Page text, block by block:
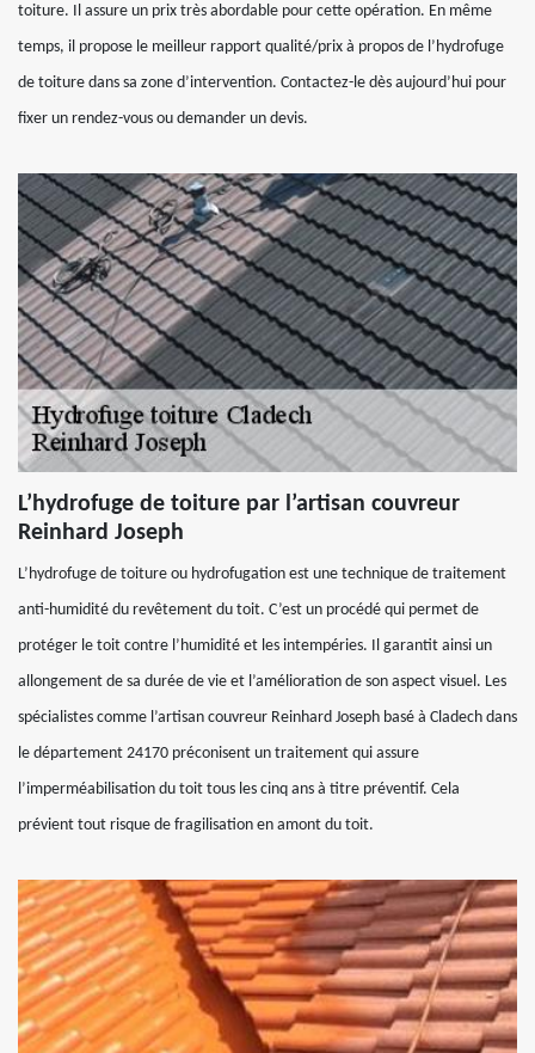
toiture. Il assure un prix très abordable pour cette opération. En même
temps, il propose le meilleur rapport qualité/prix à propos de l’hydrofuge
de toiture dans sa zone d’intervention. Contactez-le dès aujourd’hui pour
fixer un rendez-vous ou demander un devis.
L’hydrofuge de toiture par l’artisan couvreur
Reinhard Joseph
L’hydrofuge de toiture ou hydrofugation est une technique de traitement
anti-humidité du revêtement du toit. C’est un procédé qui permet de
protéger le toit contre l’humidité et les intempéries. Il garantit ainsi un
allongement de sa durée de vie et l’amélioration de son aspect visuel. Les
spécialistes comme l’artisan couvreur Reinhard Joseph basé à Cladech dans
le département 24170 préconisent un traitement qui assure
l’imperméabilisation du toit tous les cinq ans à titre préventif. Cela
prévient tout risque de fragilisation en amont du toit.